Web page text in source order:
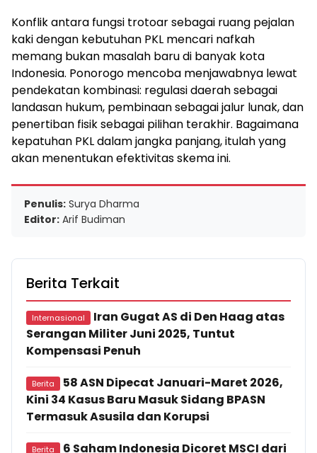
Konflik antara fungsi trotoar sebagai ruang pejalan
kaki dengan kebutuhan PKL mencari nafkah
memang bukan masalah baru di banyak kota
Indonesia. Ponorogo mencoba menjawabnya lewat
pendekatan kombinasi: regulasi daerah sebagai
landasan hukum, pembinaan sebagai jalur lunak, dan
penertiban fisik sebagai pilihan terakhir. Bagaimana
kepatuhan PKL dalam jangka panjang, itulah yang
akan menentukan efektivitas skema ini.
Penulis: Surya Dharma
Editor: Arif Budiman
Berita Terkait
Internasional
Iran Gugat AS di Den Haag atas
Serangan Militer Juni 2025, Tuntut
Kompensasi Penuh
Berita
58 ASN Dipecat Januari-Maret 2026,
Kini 34 Kasus Baru Masuk Sidang BPASN
Termasuk Asusila dan Korupsi
Berita 6 Saham Indonesia Dicoret MSCI dari